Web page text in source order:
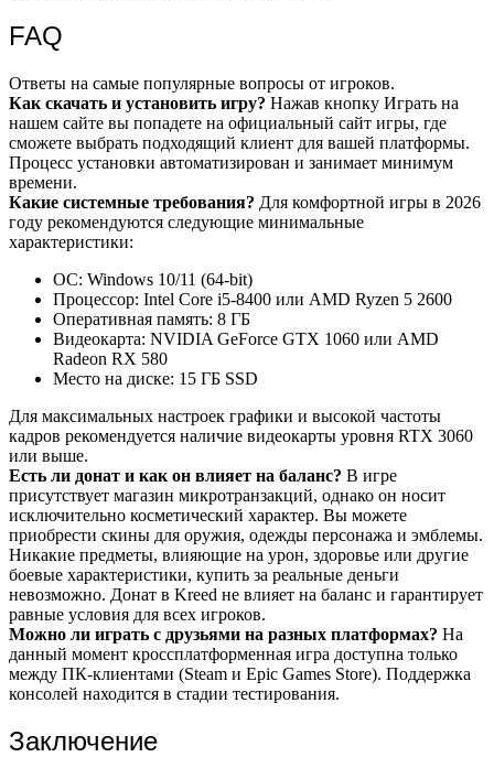
FAQ
Ответы на самые популярные вопросы от игроков.
Как скачать и установить игру? Нажав кнопку Играть на
нашем сайте вы попадете на официальный сайт игры, где
сможете выбрать подходящий клиент для вашей платформы.
Процесс установки автоматизирован и занимает минимум
времени.
Какие системные требования? Для комфортной игры в 2026
году рекомендуются следующие минимальные
характеристики:
ОС: Windows 10/11 (64-bit)
Процессор: Intel Core i5-8400 или AMD Ryzen 5 2600
Оперативная память: 8 ГБ
Видеокарта: NVIDIA GeForce GTX 1060 или AMD
Radeon RX 580
Место на диске: 15 ГБ SSD
Для максимальных настроек графики и высокой частоты
кадров рекомендуется наличие видеокарты уровня RTX 3060
или выше.
Есть ли донат и как он влияет на баланс? В игре
присутствует магазин микротранзакций, однако он носит
исключительно косметический характер. Вы можете
приобрести скины для оружия, одежды персонажа и эмблемы.
Никакие предметы, влияющие на урон, здоровье или другие
боевые характеристики, купить за реальные деньги
невозможно. Донат в Kreed не влияет на баланс и гарантирует
равные условия для всех игроков.
Можно ли играть с друзьями на разных платформах? На
данный момент кроссплатформенная игра доступна только
между ПК-клиентами (Steam и Epic Games Store). Поддержка
консолей находится в стадии тестирования.
Заключение